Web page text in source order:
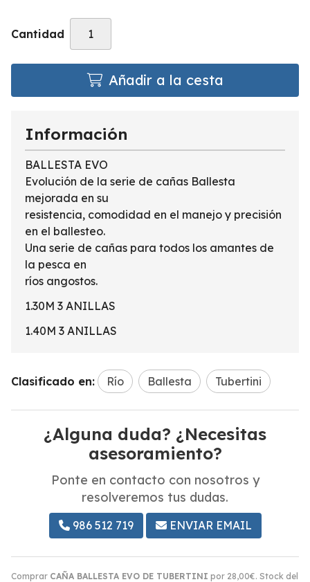
Cantidad
Añadir a la cesta
Comprar CAÑA BALLESTA EVO DE TUBERTINI por 28,00€. Stock del
Información
BALLESTA EVO
Evolución de la serie de cañas Ballesta
mejorada en su
resistencia, comodidad en el manejo y precisión
en el ballesteo.
Una serie de cañas para todos los amantes de
la pesca en
ríos angostos.
1.30M 3 ANILLAS
1.40M 3 ANILLAS
Clasificado en: Río Ballesta Tubertini
¿Alguna duda? ¿Necesitas
asesoramiento?
Ponte en contacto con nosotros y
resolveremos tus dudas.
986 512 719 ENVIAR EMAIL